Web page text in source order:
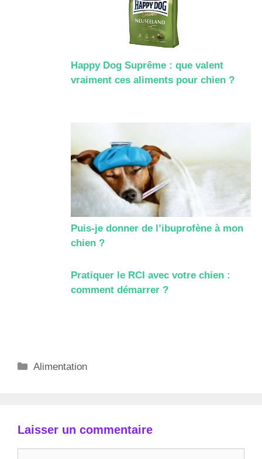
Happy Dog Suprême : que valent
vraiment ces aliments pour chien ?
Puis-je donner de l’ibuprofène à mon
chien ?
Pratiquer le RCI avec votre chien :
comment démarrer ?
Catégories
Alimentation
Laisser un commentaire